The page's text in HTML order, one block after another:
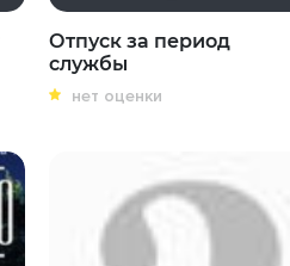
Отпуск за период
службы
нет оценки